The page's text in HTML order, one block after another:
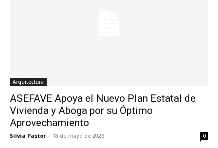
Arquitectura
ASEFAVE Apoya el Nuevo Plan Estatal de
Vivienda y Aboga por su Óptimo
Aprovechamiento
Silvia Pastor - 18 de mayo de 2026 0